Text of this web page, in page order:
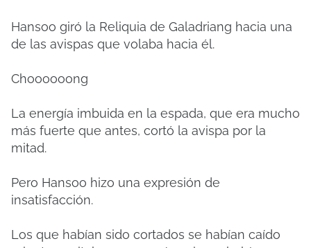
Hansoo giró la Reliquia de Galadriang hacia una
de las avispas que volaba hacia él.
Choooooong
La energía imbuida en la espada, que era mucho
más fuerte que antes, cortó la avispa por la
mitad.
Pero Hansoo hizo una expresión de
insatisfacción.
Los que habían sido cortados se habían caído